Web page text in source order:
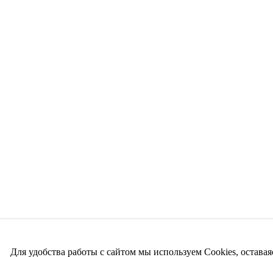
Для удобства работы с сайтом мы используем Cookies,